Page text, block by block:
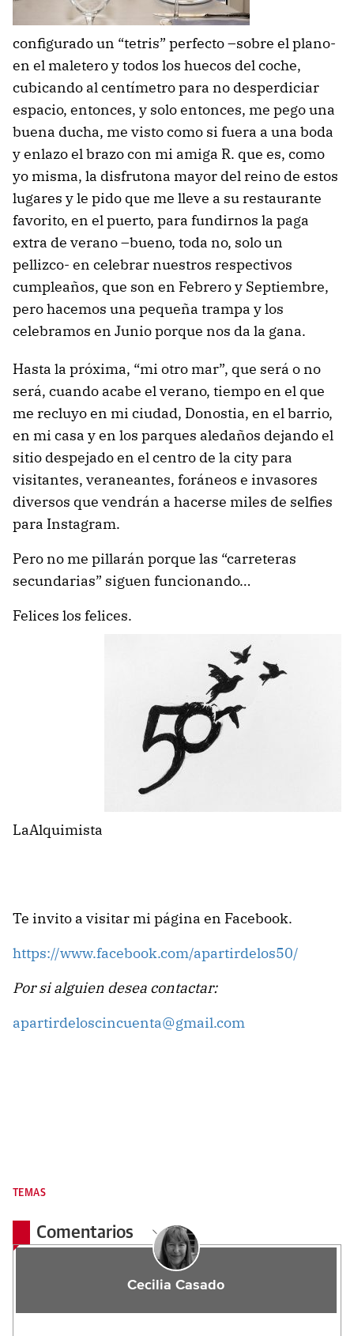
configurado un “tetris” perfecto –sobre el plano-
en el maletero y todos los huecos del coche,
cubicando al centímetro para no desperdiciar
espacio, entonces, y solo entonces, me pego una
buena ducha, me visto como si fuera a una boda
y enlazo el brazo con mi amiga R. que es, como
yo misma, la disfrutona mayor del reino de estos
lugares y le pido que me lleve a su restaurante
favorito, en el puerto, para fundirnos la paga
extra de verano –bueno, toda no, solo un
pellizco- en celebrar nuestros respectivos
cumpleaños, que son en Febrero y Septiembre,
pero hacemos una pequeña trampa y los
celebramos en Junio porque nos da la gana.
Hasta la próxima, “mi otro mar”, que será o no
será, cuando acabe el verano, tiempo en el que
me recluyo en mi ciudad, Donostia, en el barrio,
en mi casa y en los parques aledaños dejando el
sitio despejado en el centro de la city para
visitantes, veraneantes, foráneos e invasores
diversos que vendrán a hacerse miles de selfies
para Instagram.
Pero no me pillarán porque las “carreteras
secundarias” siguen funcionando…
Felices los felices.
LaAlquimista
Te invito a visitar mi página en Facebook.
https://www.facebook.com/apartirdelos50/
Por si alguien desea contactar:
apartirdeloscincuenta@gmail.com
TEMAS
Comentarios
Cecilia Casado